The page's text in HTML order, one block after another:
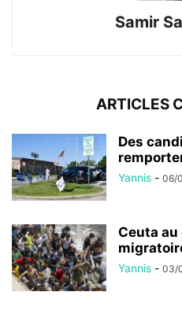
Samir
ARTICLES
Des
Yannis - 06/
Ceuta
Yannis - 03/